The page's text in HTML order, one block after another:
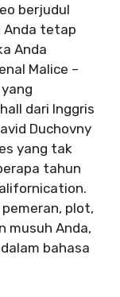
berjudul
Anda tetap
Anda
Malice –
dari Inggris
Duchovny
yang tak
tahun
plot,
musuh Anda,
bahasa